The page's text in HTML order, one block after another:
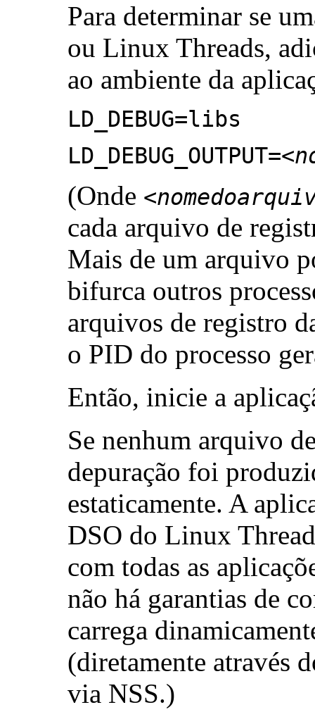
Para determinar se
ou Linux Threads,
ao ambiente da
LD_DEBUG=libs
LD_DEBUG_OUTPUT=
(Onde
cada arquivo de
Mais de um arquivo
bifurca outros
arquivos de registro
o PID do processo
Então, inicie a
Se nenhum arquivo
depuração foi
estaticamente. A
DSO do Linux
com todas as
não há garantias de
carrega
(diretamente através
via NSS.)